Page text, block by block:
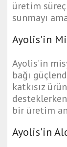
üretim
sunmayı
Ayolis'in
Ayolis’in
bağı
katkısız
bir üretim
Ayolis'in